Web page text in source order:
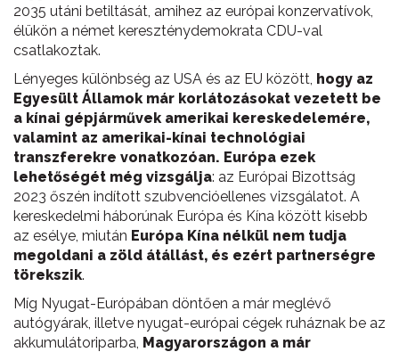
2035 utáni betiltását, amihez az európai konzervatívok,
élükön a német kereszténydemokrata CDU-val
csatlakoztak.
Lényeges különbség az USA és az EU között, hogy az
Egyesült Államok már korlátozásokat vezetett be
a kínai gépjárművek amerikai kereskedelemére,
valamint az amerikai-kínai technológiai
transzferekre vonatkozóan. Európa ezek
lehetőségét még vizsgálja: az Európai Bizottság
2023 őszén indított szubvencióellenes vizsgálatot. A
kereskedelmi háborúnak Európa és Kína között kisebb
az esélye, miután Európa Kína nélkül nem tudja
megoldani a zöld átállást, és ezért partnerségre
törekszik.
Míg Nyugat-Európában döntően a már meglévő
autógyárak, illetve nyugat-európai cégek ruháznak be az
akkumulátoriparba, Magyarországon a már